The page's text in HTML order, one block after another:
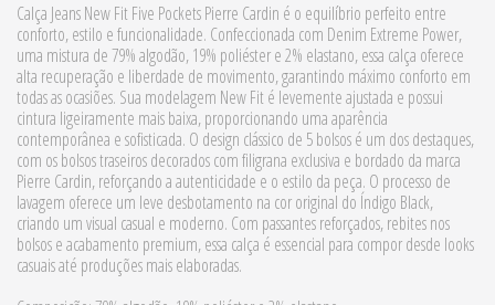
Calça Jeans New Fit Five Pockets Pierre Cardin é o equilíbrio perfeito entre
conforto, estilo e funcionalidade. Confeccionada com Denim Extreme Power,
uma mistura de 79% algodão, 19% poliéster e 2% elastano, essa calça oferece
alta recuperação e liberdade de movimento, garantindo máximo conforto em
todas as ocasiões. Sua modelagem New Fit é levemente ajustada e possui
cintura ligeiramente mais baixa, proporcionando uma aparência
contemporânea e sofisticada. O design clássico de 5 bolsos é um dos destaques,
com os bolsos traseiros decorados com filigrana exclusiva e bordado da marca
Pierre Cardin, reforçando a autenticidade e o estilo da peça. O processo de
lavagem oferece um leve desbotamento na cor original do Índigo Black,
criando um visual casual e moderno. Com passantes reforçados, rebites nos
bolsos e acabamento premium, essa calça é essencial para compor desde looks
casuais até produções mais elaboradas.